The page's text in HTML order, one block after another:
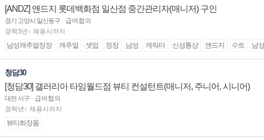
[ANDZ] 앤드지 롯데백화점 일산점 중간관리자(매니저) 구인
경기 고양시 일산동구
급여협의
경력3년↑ 채용시까지
남성캐주얼정장 캐주얼 셋업 정장 남성 캐릭터 신성통상 앤드지 수트 남
청담30
[청담30] 갤러리아 타임월드점 뷰티 컨설턴트(매니저, 주니어, 시니어)
채용
대전 서구
급여협의
경력년↑ 채용시까지
뷰티화장품